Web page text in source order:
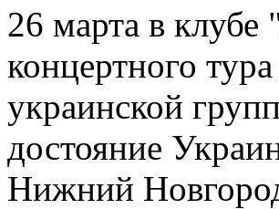
26 марта в
концертного
украинской
достояние
Нижний